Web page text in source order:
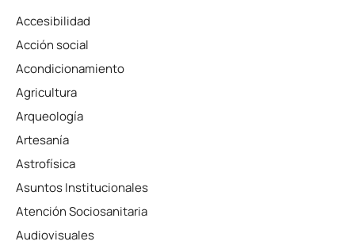
Accesibilidad
Acción social
Acondicionamiento
Agricultura
Arqueología
Artesanía
Astrofísica
Asuntos Institucionales
Atención Sociosanitaria
Audiovisuales